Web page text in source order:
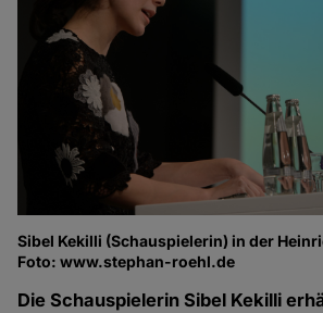
Sibel Kekilli (Schauspielerin) in der
Foto: www.stephan-roehl.de
Die Schauspielerin Sibel Kekilli